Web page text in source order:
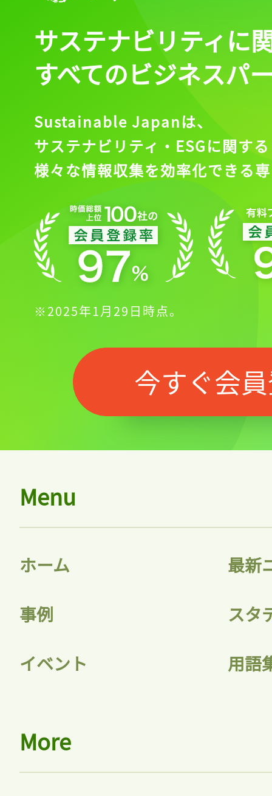
記事をお気に入りに
ログインが必
サステナビリティに
すべてのビジネスパ
Sustainable Japanは、
サステナビリティ・ESGに関する
様々な情報収集を効率化できる
※2025年1月29日時点。
今すぐ会
Menu
ホーム 最新
事例 スタ
イベント 用語
More